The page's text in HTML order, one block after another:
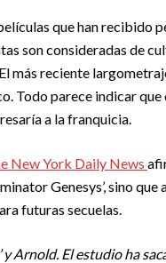
que han
son consideradas de
más reciente
Todo parece indicar
a la franquicia.
New York Daily News
Genesys’, sino
futuras secuelas.
y Arnold. El estudio ha